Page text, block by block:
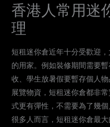
香港人常用迷
理
短租迷你倉近年十分受歡迎
的用家。例如裝修期間需要
收、學生放暑假要暫存個人
展覽物資，短租迷你倉都非
式更有彈性，不需要為了幾
很多人而言，短租迷你倉最